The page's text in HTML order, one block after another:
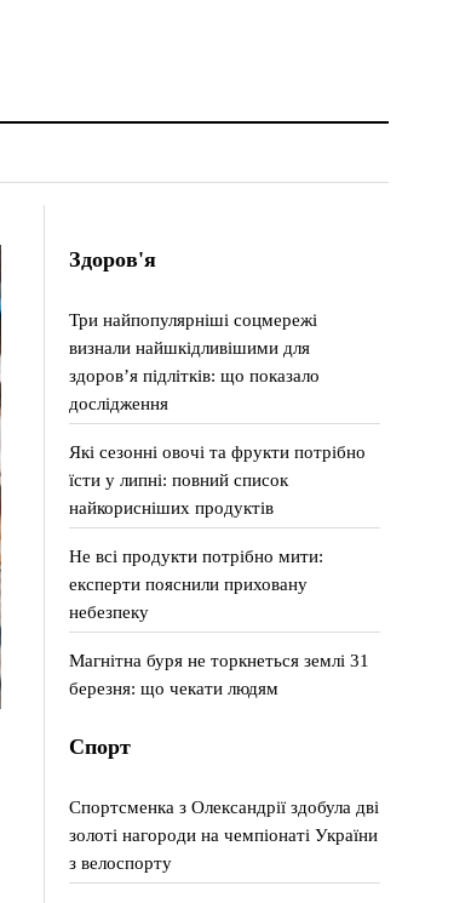
Здоров'я
Три найпопулярніші соцмережі
визнали найшкідливішими для
здоров’я підлітків: що показало
дослідження
Які сезонні овочі та фрукти потрібно
їсти у липні: повний список
найкорисніших продуктів
Не всі продукти потрібно мити:
експерти пояснили приховану
небезпеку
Магнітна буря не торкнеться землі 31
березня: що чекати людям
Спорт
Спортсменка з Олександрії здобула дві
золоті нагороди на чемпіонаті України
з велоспорту